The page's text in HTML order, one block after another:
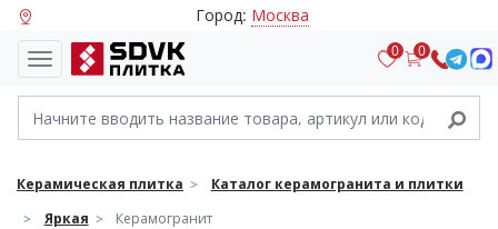
Город: Москва
0 0
Керамическая плитка
Каталог керамогранита и плитки
Яркая
Керамогранит